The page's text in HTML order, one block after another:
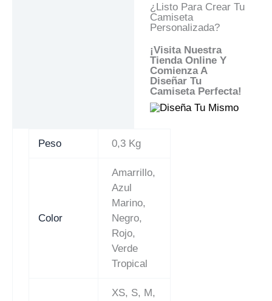
¿Listo Para Crear Tu
Camiseta
Personalizada?
¡Visita Nuestra
Tienda Online Y
Comienza A
Diseñar Tu
Camiseta Perfecta!
Peso 0,3 Kg
Color
Amarrillo,
Azul
Marino,
Negro,
Rojo,
Verde
Tropical
XS, S, M,